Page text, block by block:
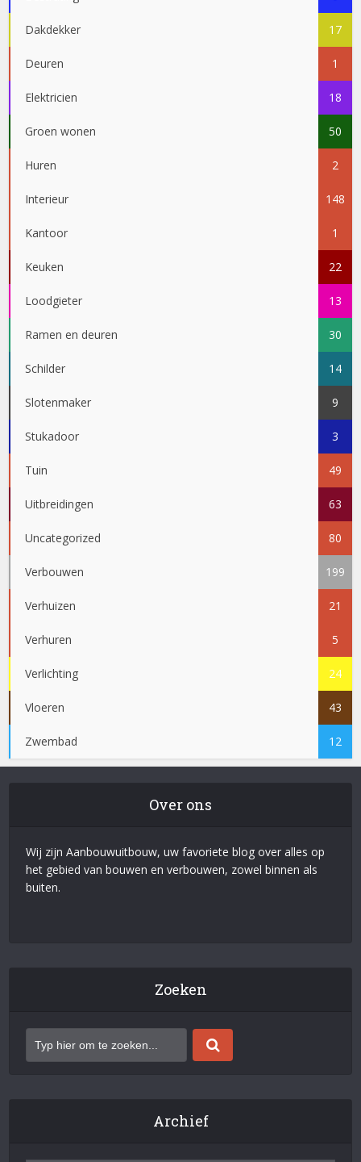
Dakdekker 17
Deuren 1
Elektricien 18
Groen wonen 50
Huren 2
Interieur 148
Kantoor 1
Keuken 22
Loodgieter 13
Ramen en deuren 30
Schilder 14
Slotenmaker 9
Stukadoor 3
Tuin 49
Uitbreidingen 63
Uncategorized 80
Verbouwen 199
Verhuizen 21
Verhuren 5
Verlichting 24
Vloeren 43
Zwembad 12
Over ons
Wij zijn Aanbouwuitbouw, uw favoriete blog over alles op
het gebied van bouwen en verbouwen, zowel binnen als
buiten.
Zoeken
Archief